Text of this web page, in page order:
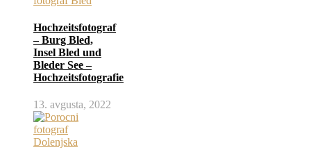
Hochzeitsfotograf
– Burg Bled,
Insel Bled und
Bleder See –
Hochzeitsfotografie
13. avgusta, 2022